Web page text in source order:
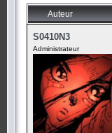
Auteur
S0410N3
Administrateur